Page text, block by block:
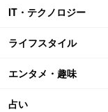
IT・テクノロジー
ライフスタイル
エンタメ・趣味
占い